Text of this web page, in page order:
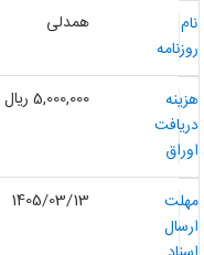
همدلی
5,000,000 ریال
1405/03/13